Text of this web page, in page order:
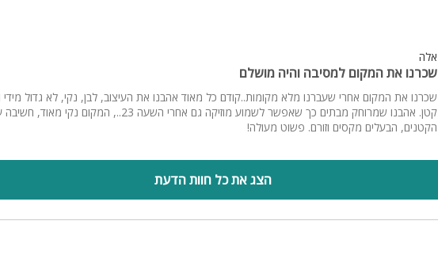
אלה
שכרנו את המקום למסיבה והיה מושלם
שכרנו את המקום אחרי שעברנו מלא מקומות..קודם כל מאוד אהבנו את העיצוב, לבן, נקי, לא גדול
קטן. אהבנו שמרוחק מבתים כך שאפשר לשמוע מוזיקה גם אחרי השעה 23..,
הקטנים, הבעלים מקסים וזורם. פשוט מעולה!
הצג את כל חוות הדעת